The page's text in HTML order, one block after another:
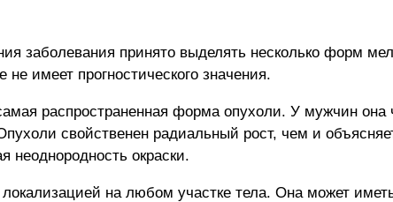
заболевания принято выделять несколько форм
имеет прогностического значения.
распространенная форма опухоли. У мужчин она
свойственен радиальный рост, чем и
неоднородность окраски.
на любом участке тела. Она может